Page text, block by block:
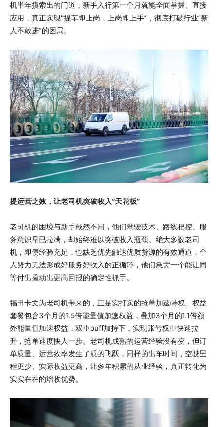
机半年摸索出的门道，新手入行第一个月就能全面掌握、直接
应用，真正实现“提车即上岗，上岗即上手”，彻底打破行业“新
人不敢进”的困局。
提运营之效，让老司机突破收入“天花板”
老司机的困境与新手截然不同，他们驾驶技术、路线把控、服
务意识早已拉满，却始终难以突破收入瓶颈。绝大多数老司
机，即便经验充足，也缺乏优先触达优质货源的有效通道，个
人努力无法形成好服务好收入的正循环，他们急需一个能让同
等付出撬动出更高回报的确定性抓手。
福田卡文为老司机带来的，正是实打实的抢单加速特权。权益
套餐包含3个月的1.5倍能量值加速权益，叠加3个月的1.1倍额
外能量值加速权益，双重buff加持下，实现账号权重快速拉
升，抢单速度快人一步。老司机成熟的运营经验没有变，但订
单质量、运营效率发生了质的飞跃，同样的出车时间，空驶里
程更少、实际收益更高，让多年积累的从业经验，真正转化为
实实在在的增收优势。